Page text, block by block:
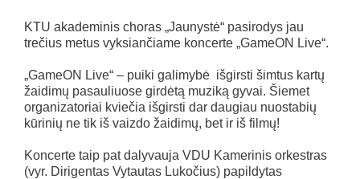
KTU akademinis choras „Jaunystė“ pasirodys jau
trečius metus vyksiančiame koncerte „GameON Live“.
„GameON Live“ – puiki galimybė išgirsti šimtus kartų
žaidimų pasauliuose girdėtą muziką gyvai. Šiemet
organizatoriai kviečia išgirsti dar daugiau nuostabių
kūrinių ne tik iš vaizdo žaidimų, bet ir iš filmų!
Koncerte taip pat dalyvauja VDU Kamerinis orkestras
(vyr. Dirigentas Vytautas Lukočius) papildytas